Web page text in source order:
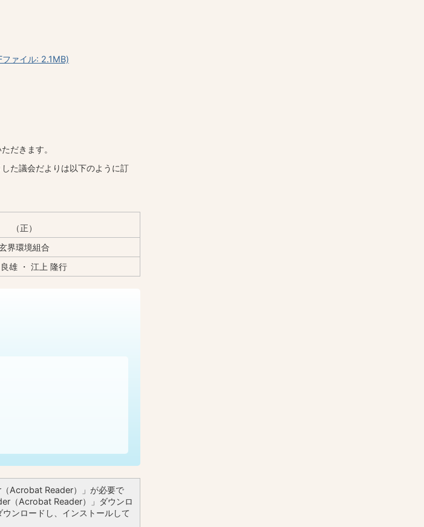
ァイル: 2.1MB)
だきます。
た議会だよりは以下のように訂
（正）
界環境組合
雄 ・ 江上 隆行
Acrobat Reader）」が必要で
（Acrobat Reader）」ダウンロ
ンロードし、インストールして